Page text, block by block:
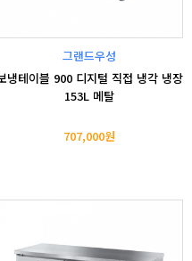
그랜드우성
냉테이블 900 디지털 직접 냉각 냉장
153L 메탈
707,000원